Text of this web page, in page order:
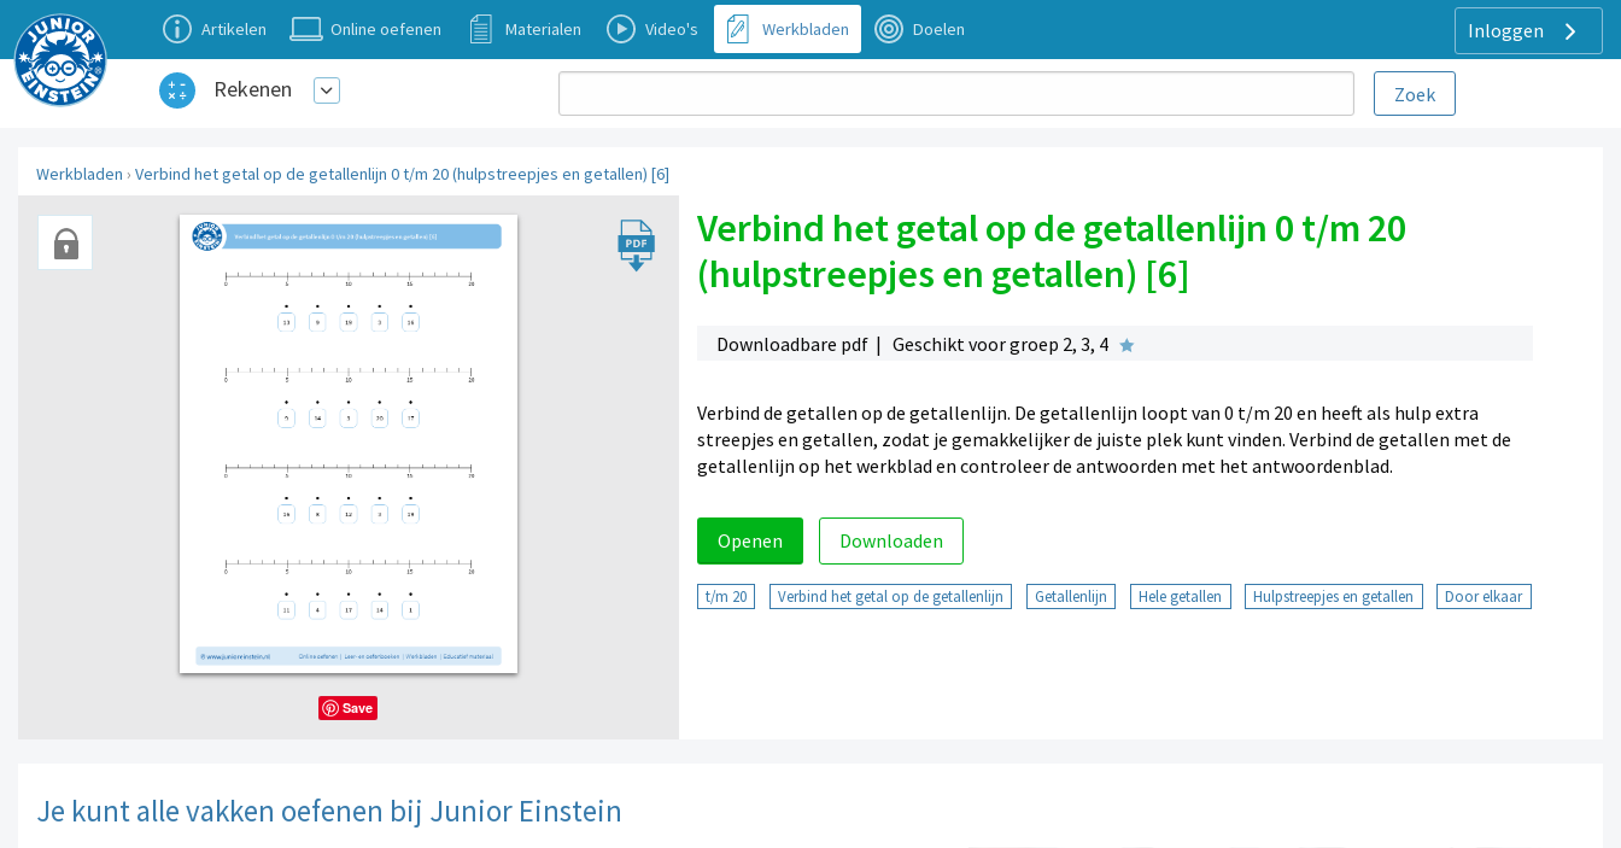
Inloggen
Artikelen Online oefenen Materialen Video's Werkbladen Doelen
Rekenen
Werkbladen › Verbind het getal op de getallenlijn 0 t/m 20 (hulpstreepjes en getallen) [6]
Verbind het getal op de getallenlijn 0 t/m 20
(hulpstreepjes en getallen) [6]
Downloadbare pdf | Geschikt voor groep 2, 3, 4
Verbind de getallen op de getallenlijn. De getallenlijn loopt van 0 t/m 20 en heeft als hulp extra
streepjes en getallen, zodat je gemakkelijker de juiste plek kunt vinden. Verbind de getallen met de
getallenlijn op het werkblad en controleer de antwoorden met het antwoordenblad.
Openen Downloaden
t/m 20 Verbind het getal op de getallenlijn Getallenlijn Hele getallen Hulpstreepjes en getallen Door elkaar
Save
Je kunt alle vakken oefenen bij Junior Einstein